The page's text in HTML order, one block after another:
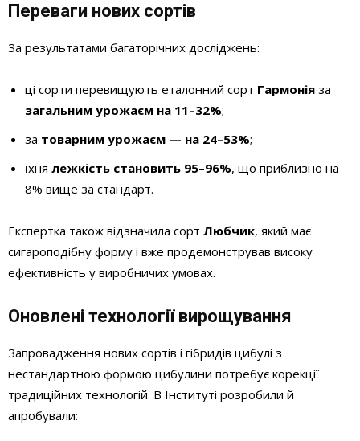
Переваги нових сортів
За результатами багаторічних досліджень:
ці сорти перевищують еталонний сорт Гармонія за
загальним урожаєм на 11–32%;
за товарним урожаєм — на 24–53%;
їхня лежкість становить 95–96%, що приблизно на
8% вище за стандарт.
Експертка також відзначила сорт Любчик, який має
сигароподібну форму і вже продемонстрував високу
ефективність у виробничих умовах.
Оновлені технології вирощування
Запровадження нових сортів і гібридів цибулі з
нестандартною формою цибулини потребує корекції
традиційних технологій. В Інституті розробили й
апробували: